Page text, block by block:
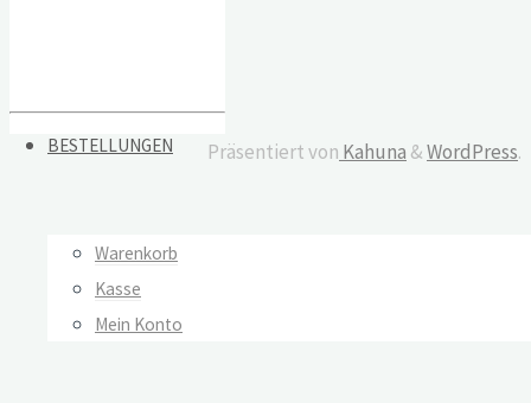
BESTELLUNGEN
Warenkorb
Kasse
Mein Konto
Präsentiert von Kahuna &WordPress.